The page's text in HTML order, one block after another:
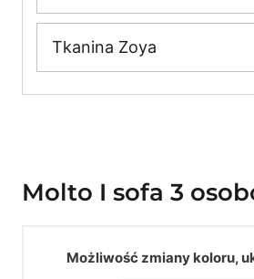
Tkanina Zoya
Molto I sofa 3
Możliwość zmiany koloru,